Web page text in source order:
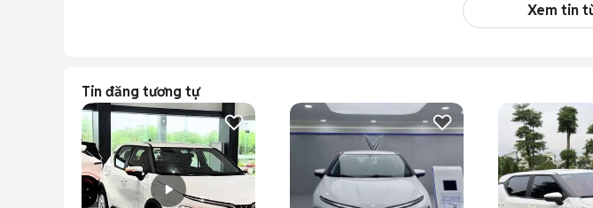
Xem tin
Tin đăng tương tự